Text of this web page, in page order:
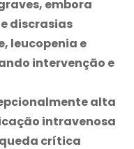
embora
discrasias
leucopenia e
intervenção e
alta
intravenosa
crítica